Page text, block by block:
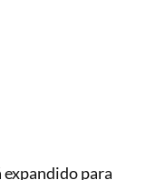
expandido para